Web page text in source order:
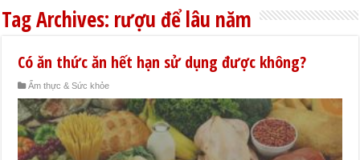
Tag Archives: rượu để lâu năm
Có ăn thức ăn hết hạn sử dụng được không?
Ẩm thực & Sức khỏe